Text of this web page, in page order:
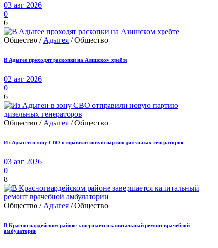
03 авг 2026
0
6
Общество / Адыгея / Общество
В Адыгее проходят раскопки на Азишском хребте
02 авг 2026
0
6
Общество / Адыгея / Общество
Из Адыгеи в зону СВО отправили новую партию дизельных генераторов
03 авг 2026
0
8
Общество / Адыгея / Общество
В Красногвардейском районе завершается капитальный ремонт врачебной
амбулатории